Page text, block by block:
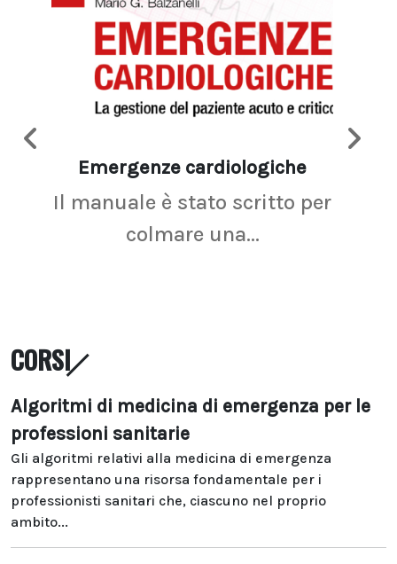
Emergenze cardiologiche
Il manuale è stato scritto per
colmare una...
CORSI
Algoritmi di medicina di emergenza per le
professioni sanitarie
Gli algoritmi relativi alla medicina di emergenza
rappresentano una risorsa fondamentale per i
professionisti sanitari che, ciascuno nel proprio
ambito...